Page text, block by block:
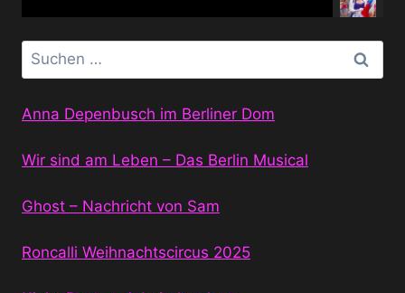
Suchen
nach:
Anna Depenbusch im Berliner Dom
Wir sind am Leben – Das Berlin Musical
Ghost – Nachricht von Sam
Roncalli Weihnachtscircus 2025